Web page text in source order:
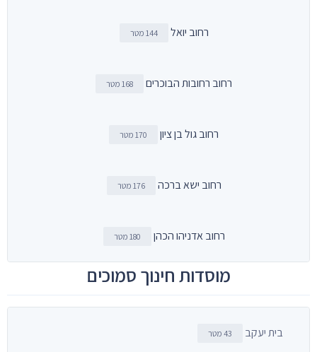
רחוב יואל 144 מטר
רחוב רחובות הבוכרים 168 מטר
רחוב גול בן ציון 170 מטר
רחוב ישא ברכה 176 מטר
רחוב אדניהו הכהן 180 מטר
מוסדות חינוך סמוכים
בית יעקב 43 מטר